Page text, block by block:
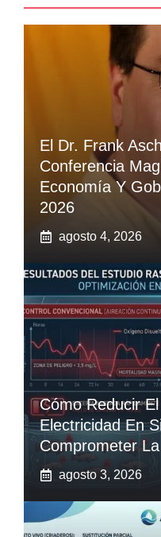
El Dr. Frank
Conferencia
Economía Y
2026
agosto 4, 2026
Cómo Reducir
Electricidad En
Comprometer
agosto 3, 2026